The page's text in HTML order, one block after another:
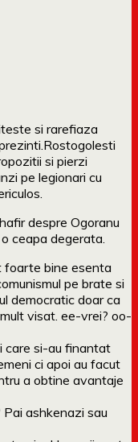
si rarefiaza
si pierzi
pe legionari cu
despre Ogoranu
ceapa degerata.
foarte bine esenta
pe brate si
democratic doar ca
visat. ee-vrei? oo-
care si-au finantat
ci apoi au facut
a obtine avantaje
ashkenazi sau